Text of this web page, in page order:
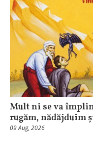
Mult ni se va
rugăm, nădăjduim
09 Aug, 2026